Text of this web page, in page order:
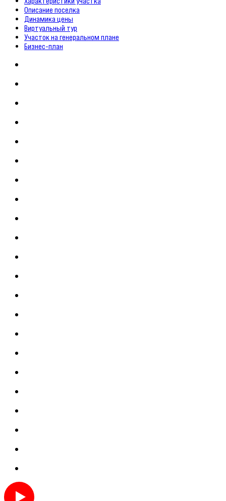
Описание поселка
Динамика цены
Виртуальный тур
Участок на генеральном плане
Бизнес-план